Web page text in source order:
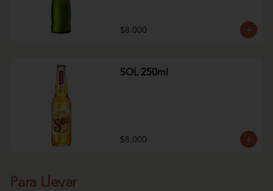
$8.000
SOL 250ml
$8.000
Para Llevar